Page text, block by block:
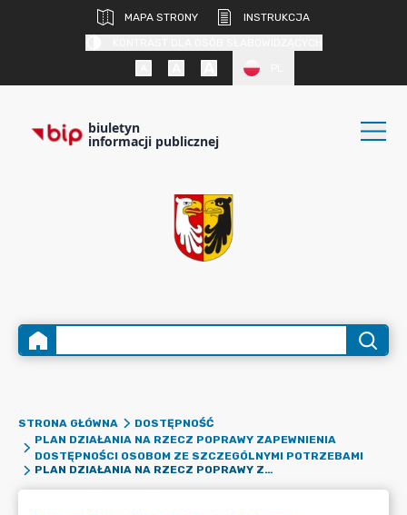
MAPA STRONY
INSTRUKCJA
biuletyn
informacji publicznej
STRONA GŁÓWNA
DOSTĘPNOŚĆ
PLAN DZIAŁANIA NA RZECZ POPRAWY ZAPEWNIENIA
DOSTĘPNOŚCI OSOBOM ZE SZCZEGÓLNYMI POTRZEBAMI
PLAN DZIAŁANIA NA RZECZ POPRAWY ZAPEWNIENIA DOSTĘPNOŚCI OSOBOM ZE SZCZEGÓLNYMI POTRZEBAMI